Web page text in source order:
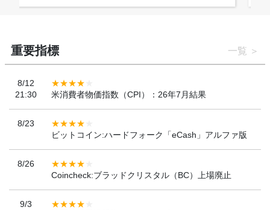
重要指標 一覧
8/12
21:30
米消費者物価指数（CPI）：26年7月結果
8/23
ビットコイン:ハードフォーク「eCash」アルファ版
8/26
Coincheck:ブラッドクリスタル（BC）上場廃止
9/3